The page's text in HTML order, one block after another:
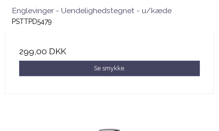
Englevinger - Uendelighedstegnet - u/kæde
PSTTPD5479
299,00 DKK
Se smykke.